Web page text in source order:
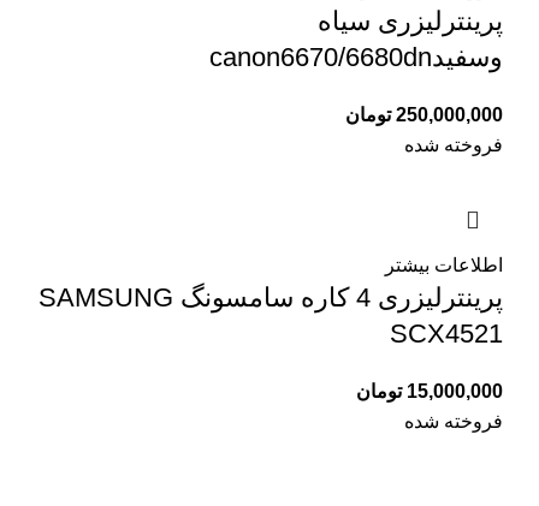
پرینترلیزری سیاه
وسفیدcanon6670/6680dn
250,000,000 تومان
فروخته شده
اطلاعات بیشتر
پرینترلیزری 4 کاره سامسونگ SAMSUNG
SCX4521
15,000,000 تومان
فروخته شده